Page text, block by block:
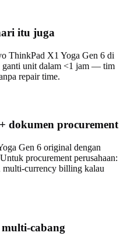
itu juga
ThinkPad X1 Yoga Gen 6 di
ganti unit dalam <1 jam — tim
repair time.
dokumen procurement
Gen 6 original dengan
procurement perusahaan:
multi-currency billing kalau
cabang